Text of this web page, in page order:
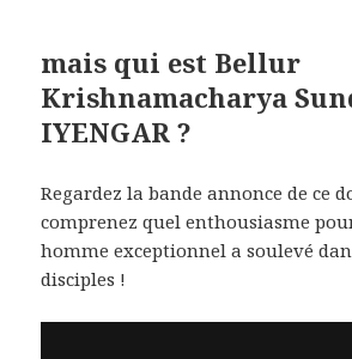
mais qui est Bellur
KrishnamacharyaS
IYENGAR ?
Regardez la bande annonce de ce
comprenez quel enthousiasme
homme exceptionnel a soulevé
disciples !